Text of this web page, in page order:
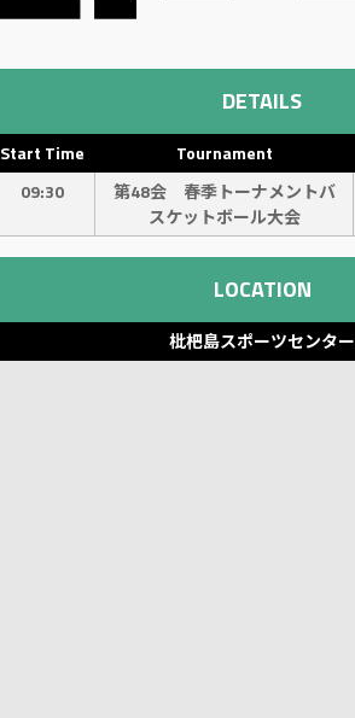
DETAILS
Start Time Tournament
09:30
第48会 春季トーナメントバ
スケットボール大会
LOCATION
枇杷島スポーツセンター